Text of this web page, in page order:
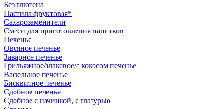
Без глютена
Пастила фруктовая*
Сахарозаменители
Смеси для приготовления напитков
Печенье
Овсяное печенье
Заварное печенье
Грильяжное/злаковое/с кокосом печенье
Вафельное печенье
Бисквитное печенье
Сдобное печенье
Сдобное с начинкой, с глазурью